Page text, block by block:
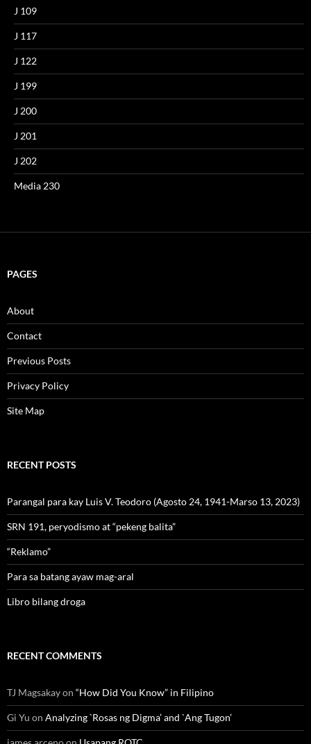
J 109
J 117
J 122
J 199
J 200
J 201
J 202
Media 230
PAGES
About
Contact
Previous Posts
Privacy Policy
Site Map
RECENT POSTS
Parangal para kay Luis V. Teodoro (Agosto 24, 1941-Marso 13, 2023)
SRN 191, peryodismo at “pekeng balita”
“Reklamo”
Para sa batang ayaw mag-aral
Libro bilang droga
RECENT COMMENTS
TJ Magsakayon “How Did You Know” in Filipino
Gi Yu on Analyzing `Rosas ng Digma’ and `Ang Tugon’